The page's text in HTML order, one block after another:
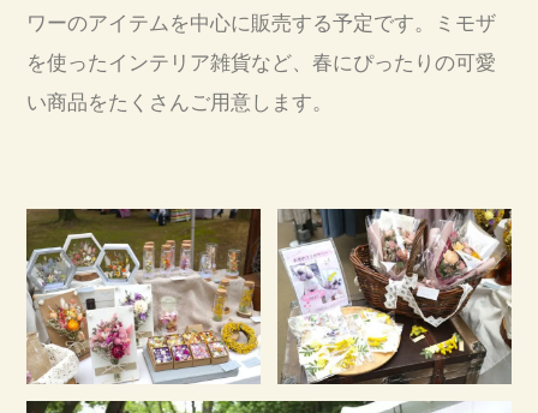
ワーのアイテムを中心に販売する予定です。ミモザ
を使ったインテリア雑貨など、春にぴったりの可愛
い商品をたくさんご用意します。